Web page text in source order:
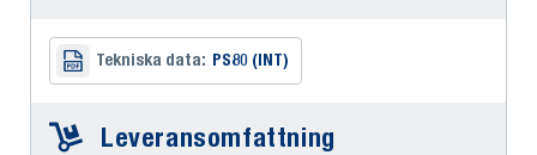
Tekniska data: PS80 (INT)
Leveransomfattning